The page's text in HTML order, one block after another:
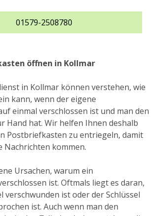
01579-2508780
öffnen in Kollmar
in Kollmar können verstehen, wie
kann, wenn der eigene
einmal verschlossen ist und man den
Hand hat. Wir helfen Ihnen deshalb
Postbriefkasten zu entriegeln, damit
Nachrichten kommen.
Ursachen, warum ein
ist. Oftmals liegt es daran,
verschwunden ist oder der Schlüssel
ist. Auch wenn man den